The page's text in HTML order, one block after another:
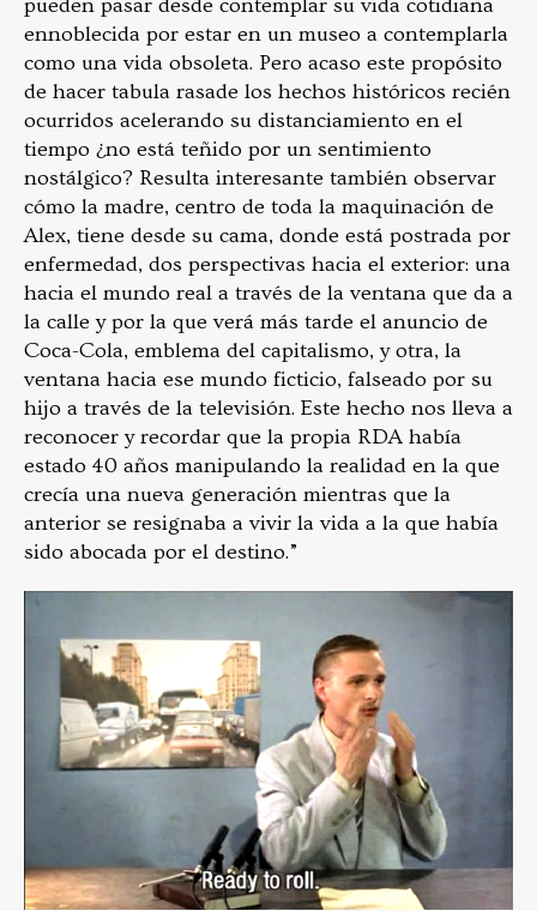
pueden pasar desde contemplar su vida cotidiana
ennoblecida por estar en un museo a contemplarla
como una vida obsoleta. Pero acaso este propósito
de hacer tabula rasade los hechos históricos recién
ocurridos acelerando su distanciamiento en el
tiempo ¿no está teñido por un sentimiento
nostálgico? Resulta interesante también observar
cómo la madre, centro de toda la maquinación de
Alex, tiene desde su cama, donde está postrada por
enfermedad, dos perspectivas hacia el exterior: una
hacia el mundo real a través de la ventana que da a
la calle y por la que verá más tarde el anuncio de
Coca-Cola, emblema del capitalismo, y otra, la
ventana hacia ese mundo ficticio, falseado por su
hijo a través de la televisión. Este hecho nos lleva a
reconocer y recordar que la propia RDA había
estado 40 años manipulando la realidad en la que
crecía una nueva generación mientras que la
anterior se resignaba a vivir la vida a la que había
sido abocada por el destino.”